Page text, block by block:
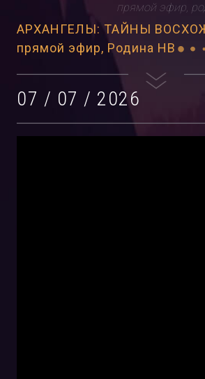
прямой эфир,
АРХАНГЕЛЫ: ТАЙНЫ
прямой эфир, Родина НВ
07 / 07 / 2026